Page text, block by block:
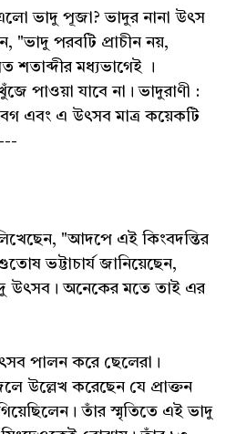
এলো ভাদু পূজা? ভাদুর নানা উৎস
"ভাদু পরবটি প্রাচীন নয়,
মধ্যভাগেই ।
পাওয়া যাবে না। ভাদুরাণী :
এবং এ উৎসব মাত্র কয়েকটি
"আদপে এই কিংবদন্তির
ভট্টাচার্য জানিয়েছেন,
উৎসব। অনেকের মতে তাই এর
পালন করে ছেলেরা।
উল্লেখ করেছেন যে প্রাক্তন
তাঁর স্মৃতিতে এই ভাদু